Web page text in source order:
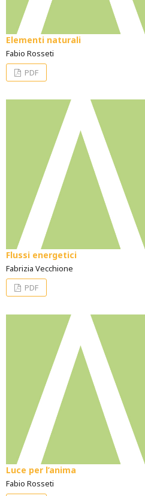
Elementi naturali
Fabio Rosseti
PDF
Flussi energetici
Fabrizia Vecchione
PDF
Luce per l’anima
Fabio Rosseti